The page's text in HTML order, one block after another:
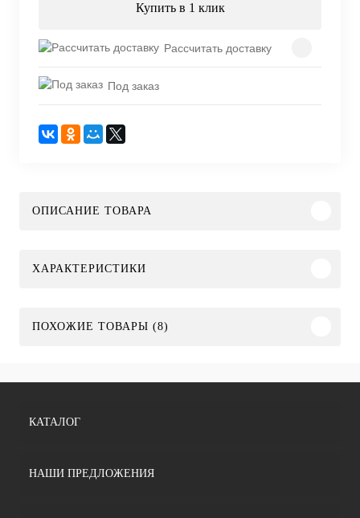
Купить в 1 клик
Рассчитать доставку
Под заказ
ОПИСАНИЕ ТОВАРА
ХАРАКТЕРИСТИКИ
ПОХОЖИЕ ТОВАРЫ (8)
КАТАЛОГ
НАШИ ПРЕДЛОЖЕНИЯ